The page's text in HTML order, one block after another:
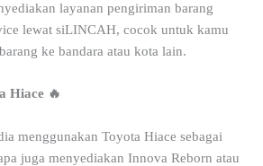
layanan pengiriman barang
lewat siLINCAH, cocok untuk kamu
ke bandara atau kota lain.
Hiace 🔥
menggunakan Toyota Hiace sebagai
juga menyediakan Innova Reborn atau